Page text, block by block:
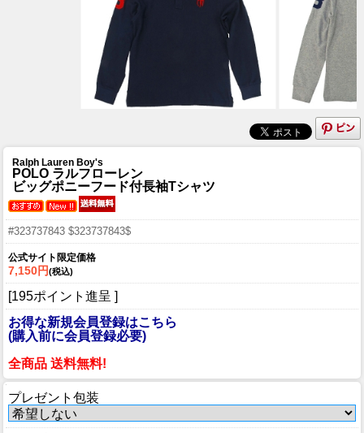
Ralph Lauren Boy's
POLO ラルフローレン
ビッグポニーフード付長袖Tシャツ
#323737843 $323737843$
公式サイト限定価格
7,150円(税込)
[195ポイント進呈 ]
お得な新規会員登録はこちら
(購入前に会員登録必要)
全商品 送料無料!
プレゼント包装